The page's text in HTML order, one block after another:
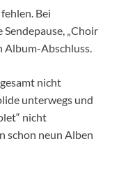
Bei
„Choir
Album-Abschluss.
nicht
unterwegs und
nicht
schon neun Alben